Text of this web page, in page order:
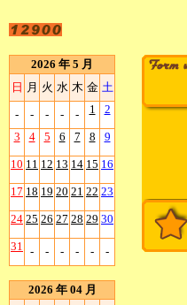
2026 年 5 月
日 月 火 水 木 金 土
- - - - - 1 2
3 4 5 6 7 8 9
10 11 12 13 14 15 16
17 18 19 20 21 22 23
24 25 26 27 28 29 30
31 - - - - - -
2026 年 04 月